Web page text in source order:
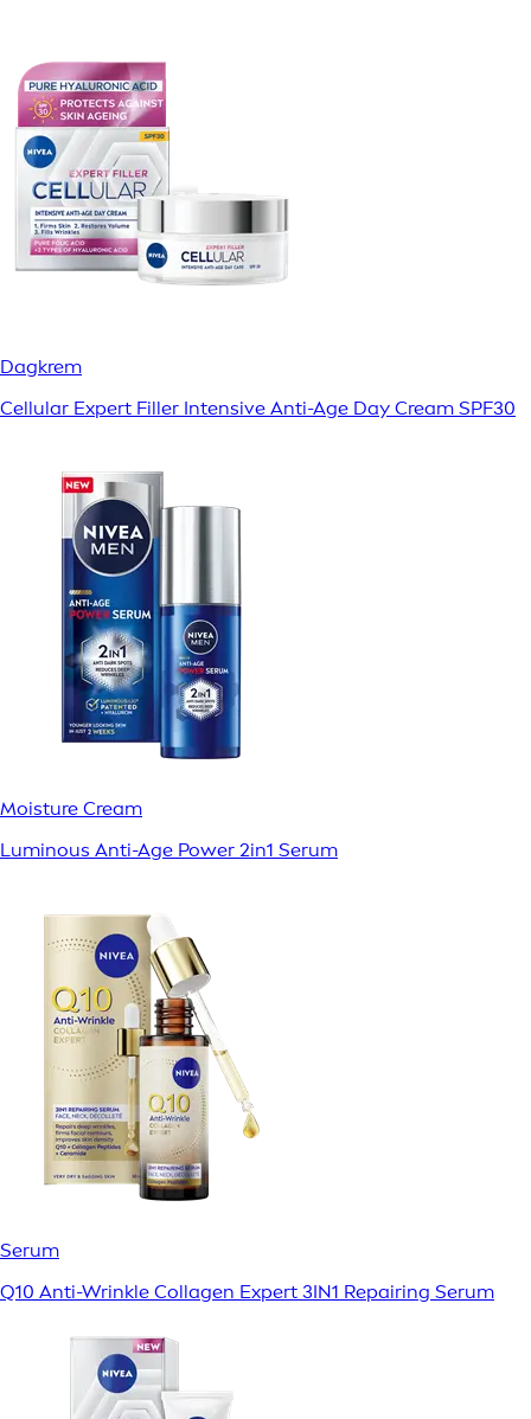
Dagkrem
Cellular Expert Filler Intensive Anti-Age Day Cream SPF30
Moisture Cream
Luminous Anti-Age Power 2in1 Serum
Serum
Q10 Anti-Wrinkle Collagen Expert 3IN1 Repairing Serum